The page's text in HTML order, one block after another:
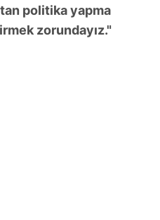
politika yapma
zorundayız."